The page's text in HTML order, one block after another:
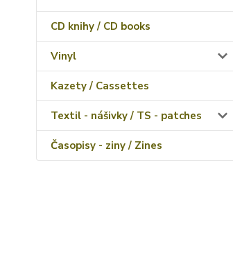
CD knihy / CD books
Vinyl
Kazety / Cassettes
Textil - nášivky / TS - patches
Časopisy - ziny / Zines